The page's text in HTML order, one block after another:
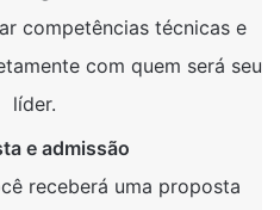
competências técnicas e
com quem será seu
líder.
e admissão
receberá uma proposta